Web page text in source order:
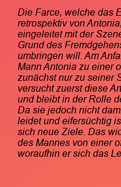
Die Farce, welche das
retrospektiv von
eingeleitet mit der
Grund des
umbringen will. Am
Mann Antonia zu einer
zunächst nur zu seiner
versucht zuerst diese
und bleibt in der Rolle
Da sie jedoch nicht
leidet und eifersüchtig
sich neue Ziele. Das
des Mannes von einer
woraufhin er sich das